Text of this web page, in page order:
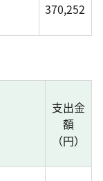
370,252
支出金
額
（円）